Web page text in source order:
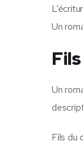
Un
Un
Fils du